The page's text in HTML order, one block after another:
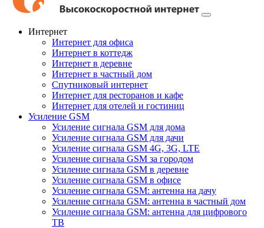
Интернет
Интернет для офиса
Интернет в коттедж
Интернет в деревне
Интернет в частный дом
Спутниковый интернет
Интернет для ресторанов и кафе
Интернет для отелей и гостиниц
Усиление GSM
Усиление сигнала GSM для дома
Усиление сигнала GSM для дачи
Усиление сигнала GSM 4G, 3G, LTE
Усиление сигнала GSM за городом
Усиление сигнала GSM в деревне
Усиление сигнала GSM в офисе
Усиление сигнала GSM: антенна на дачу
Усиление сигнала GSM: антенна в частный дом
Усиление сигнала GSM: антенна для цифрового
ТВ